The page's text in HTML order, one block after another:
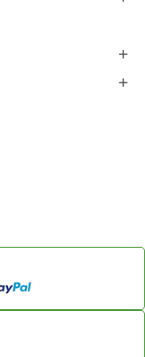

